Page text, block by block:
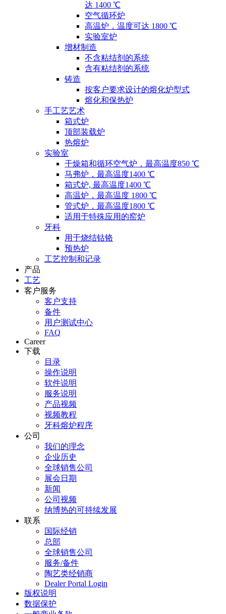
达 1400 ℃
空气循环炉
高温炉，温度可达 1800 ℃
实验室炉
增材制造
不含粘结剂的系统
含有粘结剂的系统
铸造
按客户要求设计的熔化炉型式
熔化和保热炉
手工艺艺术
箱式炉
顶部装载炉
热熔炉
实验室
干燥箱和循环空气炉，最高温度850 ℃
马弗炉，最高温度1400 ℃
箱式炉, 最高温度1400 ℃
高温炉，最高温度 1800 ℃
管式炉，最高温度1800 ℃
适用于特殊应用的窑炉
牙科
用于烧结钴铬
预热炉
工艺控制和记录
产品
工艺
客户服务
客户支持
备件
用户测试中心
FAQ
Career
下载
目录
操作说明
软件说明
服务说明
产品视频
视频教程
牙科熔炉程序
公司
我们的理念
企业历史
全球销售公司
展会日期
新闻
公司视频
纳博热的可持续发展
联系
国际经销
总部
全球销售公司
服务/备件
陶艺类经销商
Dealer Portal Login
版权说明
数据保护